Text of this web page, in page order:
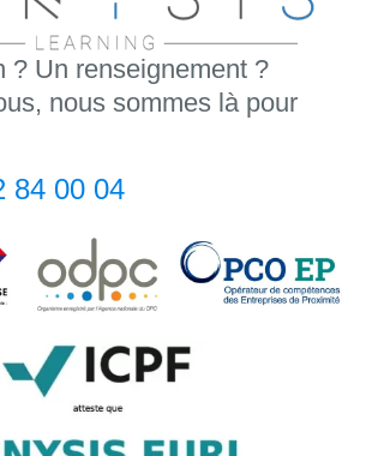
? Un renseignement ?
nous sommes là pour
84 00 04